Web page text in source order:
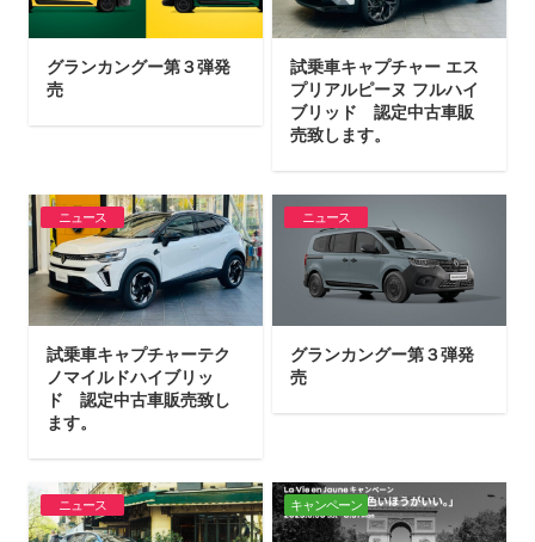
グランカングー第３弾発
売
試乗車キャプチャー エス
プリアルピーヌ フルハイ
ブリッド 認定中古車販
売致します。
ニュース
試乗車キャプチャーテク
ノマイルドハイブリッ
ド 認定中古車販売致し
ます。
ニュース
グランカングー第３弾発
売
ニュース キャンペーン